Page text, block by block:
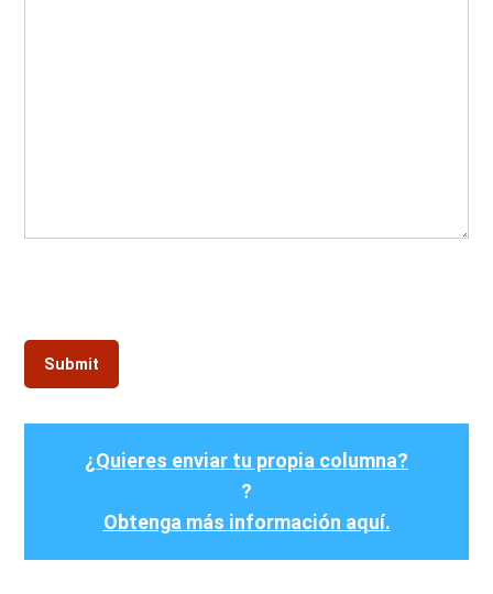
¿Quieres enviar tu propia columna?
?
Obtenga más información aquí.